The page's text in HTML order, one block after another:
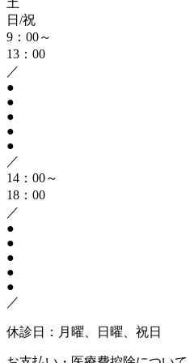
日/祝
9：00～
13：00
／
●
●
●
●
●
／
14：00～
18：00
／
●
●
●
●
●
／
休診日：月曜、日曜、祝日